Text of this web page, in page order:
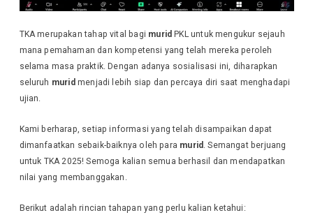
TKA merupakan tahap vital bagi murid PKL untuk mengukur sejauh
mana pemahaman dan kompetensi yang telah mereka peroleh
selama masa praktik. Dengan adanya sosialisasi ini, diharapkan
seluruh murid menjadi lebih siap dan percaya diri saat menghadapi
ujian.
Kami berharap, setiap informasi yang telah disampaikan dapat
dimanfaatkan sebaik-baiknya oleh para murid . Semangat berjuang
untuk TKA 2025! Semoga kalian semua berhasil dan mendapatkan
nilai yang membanggakan.
Berikut adalah rincian tahapan yang perlu kalian ketahui: